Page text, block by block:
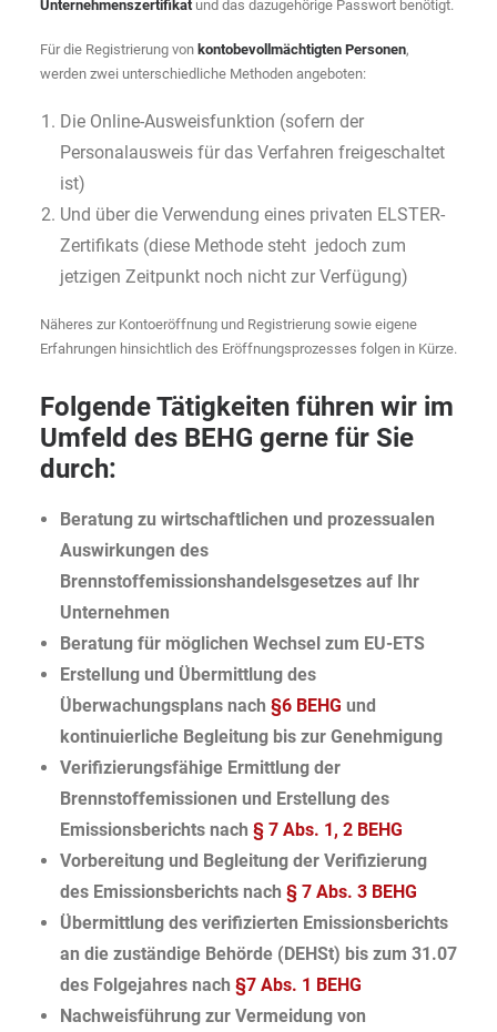
Unternehmenszertifikatund das dazugehörige Passwort benötigt.
Für die Registrierung von kontobevollmächtigten Personen,
werden zwei unterschiedliche Methoden angeboten:
Die Online-Ausweisfunktion (sofern der
Personalausweis für das Verfahren freigeschaltet
ist)
Und über die Verwendung eines privaten ELSTER-
Zertifikats (diese Methode steht jedoch zum
jetzigen Zeitpunkt noch nicht zur Verfügung)
Näheres zur Kontoeröffnung und Registrierung sowie eigene
Erfahrungen hinsichtlich des Eröffnungsprozesses folgen in Kürze.
Folgende Tätigkeiten führen wir im
Umfeld des BEHG gerne für Sie
durch:
Beratung zu wirtschaftlichen und prozessualen
Auswirkungen des
Brennstoffemissionshandelsgesetzes auf Ihr
Unternehmen
Beratung für möglichen Wechsel zum EU-ETS
Erstellung und Übermittlung des
Überwachungsplans nach §6 BEHG und
kontinuierliche Begleitung bis zur Genehmigung
Verifizierungsfähige Ermittlung der
Brennstoffemissionen und Erstellung des
Emissionsberichts nach § 7 Abs. 1, 2 BEHG
Vorbereitung und Begleitung der Verifizierung
des Emissionsberichts nach § 7 Abs. 3 BEHG
Übermittlung des verifizierten Emissionsberichts
an die zuständige Behörde (DEHSt) bis zum 31.07
des Folgejahres nach §7 Abs. 1 BEHG
Nachweisführung zur Vermeidung von